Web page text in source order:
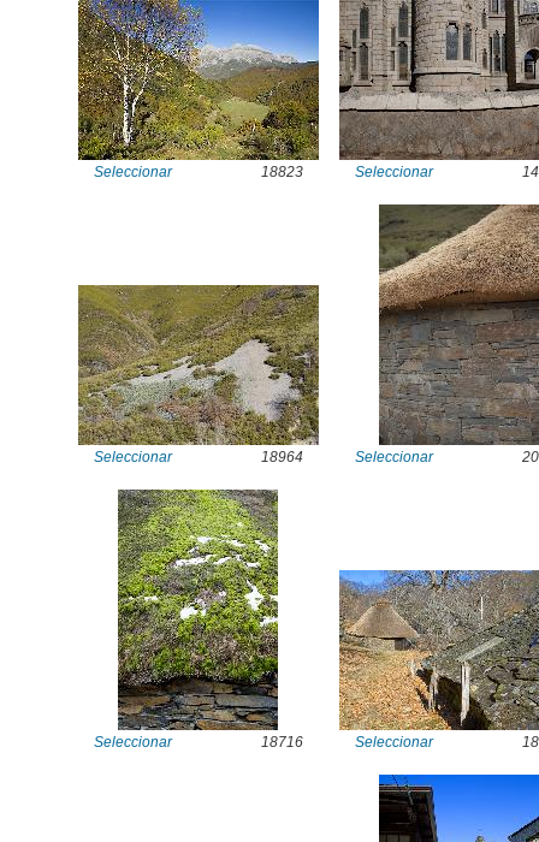
Seleccionar 18823 Seleccionar
Seleccionar 18964 Seleccionar
Seleccionar 18716 Seleccionar